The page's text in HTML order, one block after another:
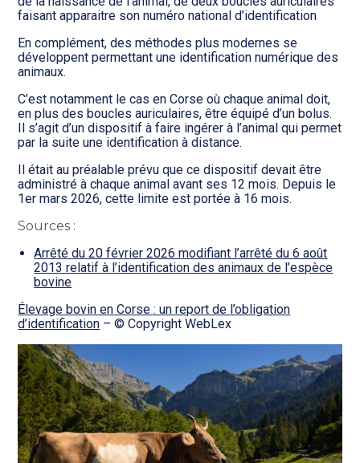
faisant apparaitre son numéro national d’identification
En complément, des méthodes plus modernes se
développent permettant une identification numérique des
animaux.
C’est notamment le cas en Corse où chaque animal doit,
en plus des boucles auriculaires, être équipé d’un bolus.
Il s’agit d’un dispositif à faire ingérer à l’animal qui permet
par la suite une identification à distance.
Il était au préalable prévu que ce dispositif devait être
administré à chaque animal avant ses 12 mois. Depuis le
1er mars 2026, cette limite est portée à 16 mois.
Sources :
Arrêté du 20 février 2026 modifiant l’arrêté du 6 août
2013 relatif à l’identification des animaux de l’espèce
bovine
Élevage bovin en Corse : un report de l’obligation
d’identification – © Copyright WebLex